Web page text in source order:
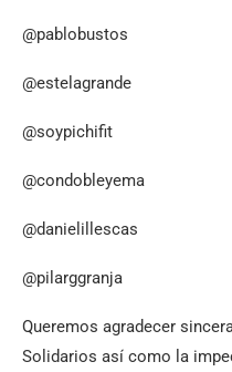
@pablobustos
@estelagrande
@soypichifit
@condobleyema
@danielillescas
@pilarggranja
Queremos agradecer
Solidarios así como la